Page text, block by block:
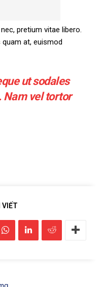
pretium vitae libero.
at, euismod
ut sodales
Nam vel tortor
VIẾT